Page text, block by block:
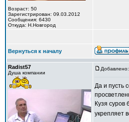
Возраст: 50
Зарегистрирован: 09.03.2012
Сообщения: 6430
Откуда: Н.Новгород
Вернуться к началу
Radist57
Душа компании
Да и пусть
Кузя суров
укрепляет